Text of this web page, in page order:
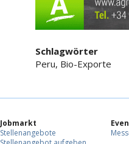
Schlagwörter
Peru, Bio-Exporte
Jobmarkt
Stellenangebote